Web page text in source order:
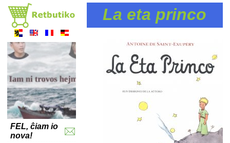
FEL, ĉiam io
nova!
La eta princo